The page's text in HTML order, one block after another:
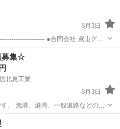
8月3日
●合同会社 鳶山グル
...
職
募集☆
恵工業
8月3日
。 漁港、港湾、一般道路などの舗
心とし、道内全域 【未経験
。 ◯経験者、資格保持者は優遇致
木作業員